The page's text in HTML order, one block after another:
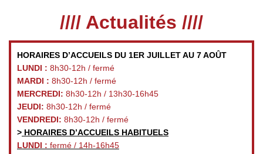
//// Actualités ////
HORAIRES D’ACCUEILS DU 1ER JUILLET AU 7 AOÛT
LUNDI : 8h30-12h / fermé
MARDI : 8h30-12h / fermé
MERCREDI: 8h30-12h / 13h30-16h45
JEUDI: 8h30-12h / fermé
VENDREDI: 8h30-12h / fermé
> HORAIRES D’ACCUEILS HABITUELS
LUNDI : fermé / 14h-16h45